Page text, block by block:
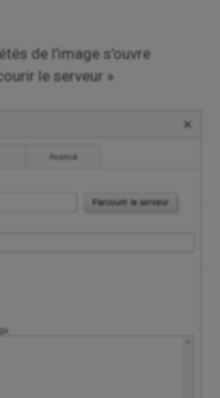
de l’image s’ouvre
le serveur »